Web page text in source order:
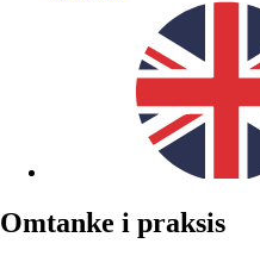
Omtanke i praksis